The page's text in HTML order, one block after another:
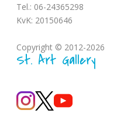
Tel.: 06-24365298
KvK: 20150646
Copyright © 2012-2026
St. Art Gallery